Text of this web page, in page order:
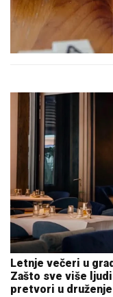
Letnje večeri u
Zašto sve više
pretvori u druženje